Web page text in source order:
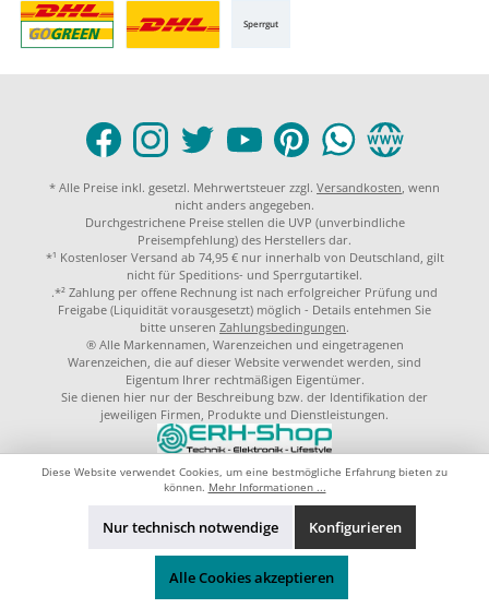
Sperrgut
* Alle Preise inkl. gesetzl. Mehrwertsteuer zzgl. Versandkosten, wenn
nicht anders angegeben.
Durchgestrichene Preise stellen die UVP (unverbindliche
Preisempfehlung) des Herstellers dar.
*¹ Kostenloser Versand ab 74,95 € nur innerhalb von Deutschland, gilt
nicht für Speditions- und Sperrgutartikel.
.*² Zahlung per offene Rechnung ist nach erfolgreicher Prüfung und
Freigabe (Liquidität vorausgesetzt) möglich - Details entehmen Sie
bitte unseren Zahlungsbedingungen.
® Alle Markennamen, Warenzeichen und eingetragenen
Warenzeichen, die auf dieser Website verwendet werden, sind
Eigentum Ihrer rechtmäßigen Eigentümer.
Sie dienen hier nur der Beschreibung bzw. der Identifikation der
jeweiligen Firmen, Produkte und Dienstleistungen.
Diese Website verwendet Cookies, um eine bestmögliche Erfahrung bieten zu
können. Mehr Informationen ...
Nur technisch notwendige Konfigurieren
Alle Cookies akzeptieren